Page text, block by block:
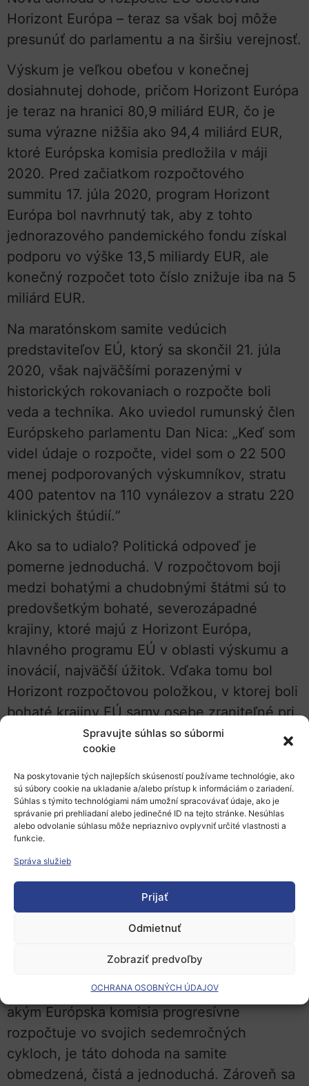
Spravujte súhlas so súbormi
cookie
Na poskytovanie tých najlepších skúseností používame technológie, ako
sú súbory cookie na ukladanie a/alebo prístup k informáciám o zariadení.
Súhlas s týmito technológiami nám umožní spracovávať údaje, ako je
správanie pri prehliadaní alebo jedinečné ID na tejto stránke. Nesúhlas
alebo odvolanie súhlasu môže nepriaznivo ovplyvniť určité vlastnosti a
funkcie.
Správa služieb
Prijať
Odmietnuť
Zobraziť predvoľby
OCHRANA OSOBNÝCH ÚDAJOV
Horizont Európa – teraz sa však boj môže
presunúť do parlamentu a na širšiu verejnosť.
Výskum je veľkou obeťou v konečnej
dosiahnutej dohode, pričom Horizont Európa
je teraz na hranici 80,9 miliárd EUR, čo je
suma výrazne nižšia ako 94,4 miliárd EUR,
ktoré Európska komisia predložila v máji
2020. Pred začiatkom rozpočtového
summitu 17. júla 2020, program Horizont
Európa bol navrhnutý tak, aby z tohto
jednorazového pandemického fondu získal
podporu vo výške 13,5 miliardy EUR, ale
konečný rozpočet toto číslo znižuje iba na 5
miliárd EUR.
Na maratónskom samite vedúcich
predstaviteľov EÚ, ktorý sa skončil 21. júla
2020, však najväčšími porazenými v
historických rokovaniach o rozpočte boli
veda a technika. Ako uviedol rumunský člen
Európskeho parlamentu Dan Nica: „Keď som
videl údaje o rozpočte, videl som o 22 500
menej podporovaných výskumníkov, stratu
400 patentov na 110 vynálezov a stratu 220
klinických štúdií.“
Ako sa to udialo? Politická odpoveď je
pomerne jednoduchá. V rozpočtovom boji
medzi bohatými a chudobnými štátmi sú to
predovšetkým bohaté, severozápadné
krajiny, ktoré majú z Horizont Európa,
hlavného programu EÚ v oblasti výskumu a
inovácií, najväčší úžitok. Vďaka tomu bol
Horizont rozpočtovou položkou, v ktorej boli
bohaté krajiny EÚ samy osebe zraniteľné pri
rokovaniach s chudobnejšími krajinami – a
tak sa výskum stal obetným baránkom, ktorý
navrhli, aby sa tento veľký dar stal
skutočnosťou.
Budúcnosť Európy však “zaplatí” túto cenu.
EÚ vynakladá na výskum iba 2,2 % HDP, čo
je zďaleka menej ako jej 3 % cieľ a bohužiaľ
za USA (2,8 %), Japonskom (3,2 %) alebo
Južnou Kóreou (4,3 %). Dohodnutých 80,9
miliárd EUR, sedemročný rozpočet programu
klesne z úrovne 2020; z dôvodu spôsobu,
akým Európska komisia progresívne
rozpočtuje vo svojich sedemročných
cykloch, je táto dohoda na samite
obmedzená, čistá a jednoduchá. Zároveň sa